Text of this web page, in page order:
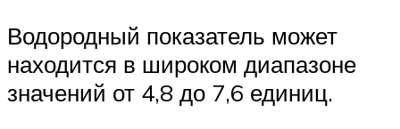
Водородный показатель может
находится в широком диапазоне
значений от 4,8 до 7,6 единиц.